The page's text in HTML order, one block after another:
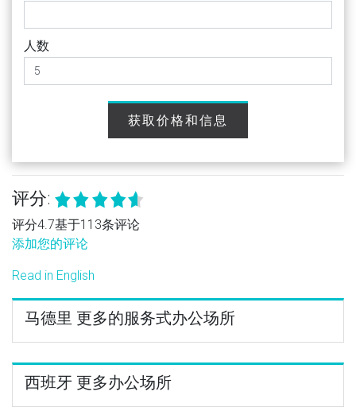
人数
获取价格和信息
评分:
评分4.7基于113条评论
添加您的评论
Read in English
马德里 更多的服务式办公场所
西班牙 更多办公场所